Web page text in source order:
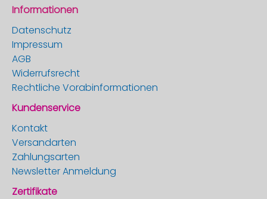
Informationen
Datenschutz
Impressum
AGB
Widerrufsrecht
Rechtliche Vorabinformationen
Kundenservice
Kontakt
Versandarten
Zahlungsarten
Newsletter Anmeldung
Zertifikate